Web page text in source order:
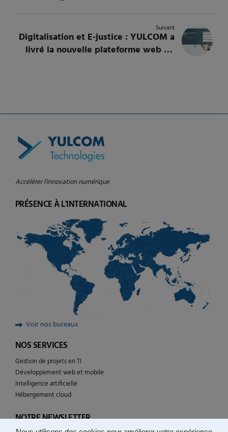
accélérer la transition circulaire
Suivant
Digitalisation et E-justice : YULCOM a
livré la nouvelle plateforme web du
Accélérer l’innovation numérique
PRÉSENCE À L'INTERNATIONAL
Voir nos bureaux
NOS SERVICES
Gestion de projets en TI
Développement web et mobile
Intelligence artificielle
Hébergement cloud
NOTRE NEWSLETTER